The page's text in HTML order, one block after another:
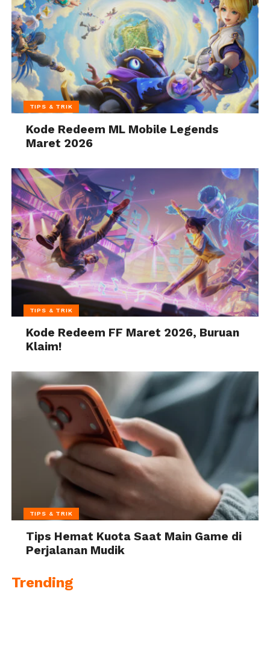
TIPS & TRIK
Kode Redeem ML Mobile Legends
Maret 2026
TIPS & TRIK
Kode Redeem FF Maret 2026, Buruan
Klaim!
TIPS & TRIK
Tips Hemat Kuota Saat Main Game di
Perjalanan Mudik
Trending